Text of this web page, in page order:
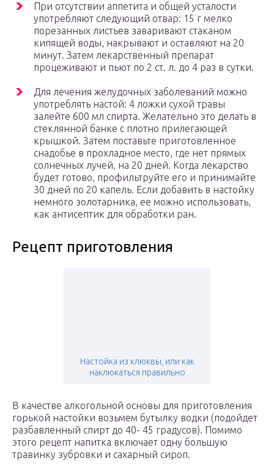
При отсутствии аппетита и общей усталости
употребляют следующий отвар: 15 г мелко
порезанных листьев заваривают стаканом
кипящей воды, накрывают и оставляют на 20
минут. Затем лекарственный препарат
процеживают и пьют по 2 ст. л. до 4 раз в сутки.
Для лечения желудочных заболеваний можно
употреблять настой: 4 ложки сухой травы
залейте 600 мл спирта. Желательно это делать в
стеклянной банке с плотно прилегающей
крышкой. Затем поставьте приготовленное
снадобье в прохладное место, где нет прямых
солнечных лучей, на 20 дней. Когда лекарство
будет готово, профильтруйте его и принимайте
30 дней по 20 капель. Если добавить в настойку
немного золотарника, ее можно использовать,
как антисептик для обработки ран.
Рецепт приготовления
Настойка из клюквы, или как
наклюкаться правильно
В качестве алкогольной основы для приготовления
горькой настойки возьмем бутылку водки (подойдет
разбавленный спирт до 40- 45 градусов). Помимо
этого рецепт напитка включает одну большую
травинку зубровки и сахарный сироп.